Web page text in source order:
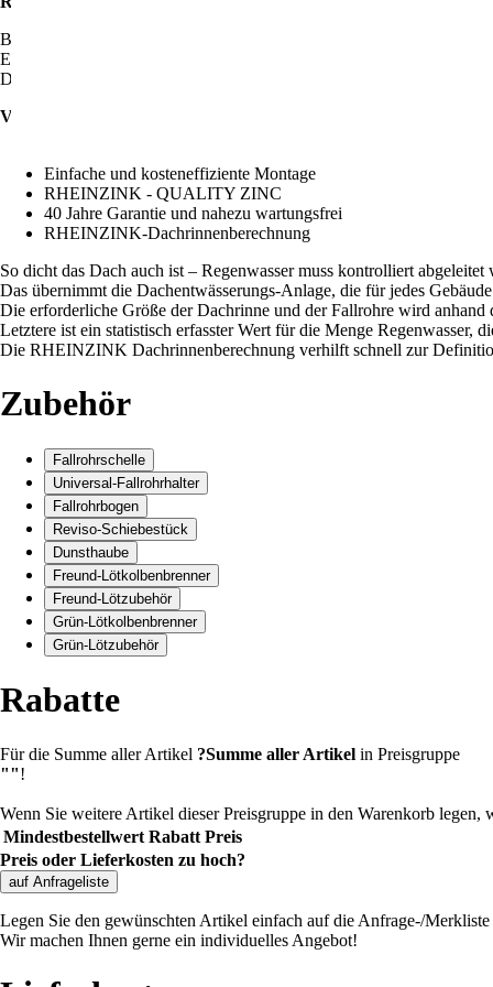
Bei der Planung von Dach- und Fassadenbekleidungen gilt es, viele
Eine dieser Anforderungen ist die Installation von Systemen zur
Diese Komponenten erfüllen in erster Linie eine wichtige Funktion
Vorteile
Einfache und kosteneffiziente Montage
RHEINZINK - QUALITY ZINC
40 Jahre Garantie und nahezu wartungsfrei
RHEINZINK-Dachrinnenberechnung
So dicht das Dach auch ist – Regenwasser muss kontrolliert abgeleitet
Das übernimmt die Dachentwässerungs-Anlage, die für jedes
Die erforderliche Größe der Dachrinne und der Fallrohre wird
Letztere ist ein statistisch erfasster Wert für die Menge Regenwasser,
Die RHEINZINK Dachrinnenberechnung verhilft schnell zur
Zubehör
Fallrohrschelle
Universal-Fallrohrhalter
Fallrohrbogen
Reviso-Schiebestück
Dunsthaube
Freund-Lötkolbenbrenner
Freund-Lötzubehör
Grün-Lötkolbenbrenner
Grün-Lötzubehör
Rabatte
Für die Summe aller Artikel ?Summe aller Artikel in Preisgruppe
""!
Wenn Sie weitere Artikel dieser Preisgruppe in den Warenkorb legen,
Mindestbestellwert Rabatt Preis
Preis oder Lieferkosten zu hoch?
auf Anfrageliste
Legen Sie den gewünschten Artikel einfach auf die Anfrage-/Merkliste
Wir machen Ihnen gerne ein individuelles Angebot!